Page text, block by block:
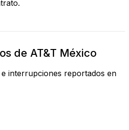
de AT&T México
interrupciones reportados en